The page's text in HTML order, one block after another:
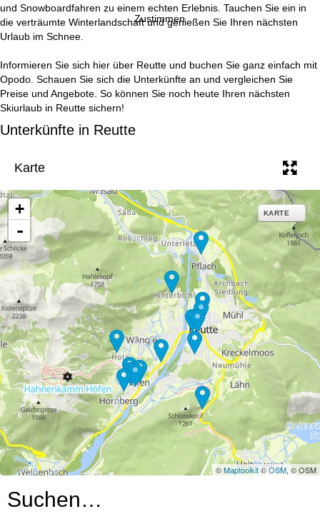
Zustimmen
s
i
t
und Snowboardfahren zu einem echten Erlebnis. Tauchen Sie ein in
die verträumte Winterlandschaft und genießen Sie Ihren nächsten
Urlaub im Schnee.
Informieren Sie sich hier über Reutte und buchen Sie ganz einfach mit
Opodo. Schauen Sie sich die Unterkünfte an und vergleichen Sie
Preise und Angebote. So können Sie noch heute Ihren nächsten
Skiurlaub in Reutte sichern!
Unterkünfte in Reutte
Karte
+
-
KARTE
©Maptoolkit©OSM, © OSM
Suchen…